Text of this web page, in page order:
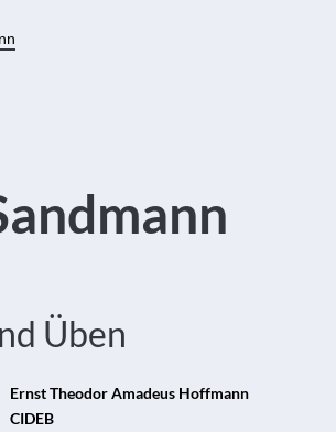
Üben
Ernst Theodor Amadeus Hoffmann
CIDEB